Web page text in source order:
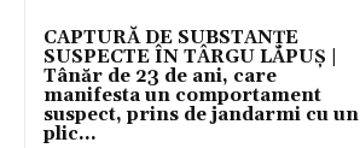
CAPTURĂ DE SUBSTANȚE
SUSPECTE ÎN TÂRGU LĂPUȘ |
Tânăr de 23 de ani, care
manifesta un comportament
suspect, prins de jandarmi cu un
plic...